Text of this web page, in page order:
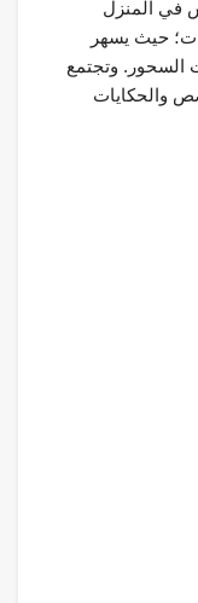
في المنزل
حيث يسهر
وتجتمع
والحكايات